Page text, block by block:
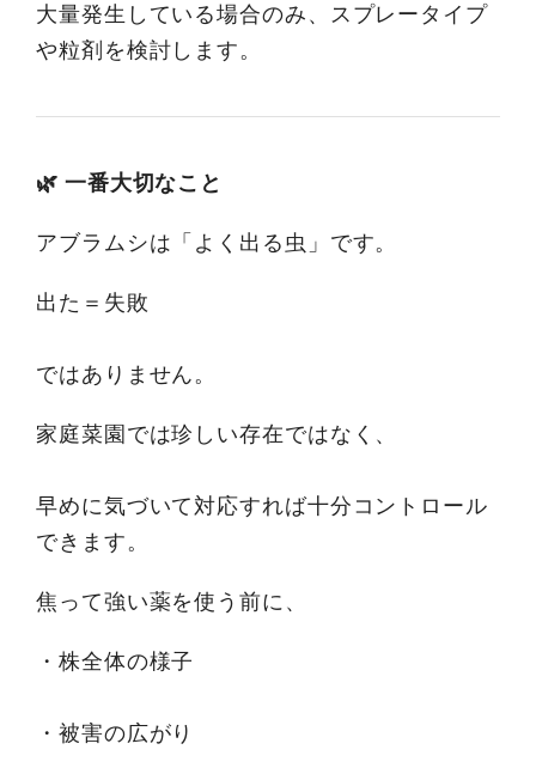
大量発生している場合のみ、スプレータイプ
や粒剤を検討します。
🌿 一番大切なこと
アブラムシは「よく出る虫」です。
出た＝失敗
ではありません。
家庭菜園では珍しい存在ではなく、
早めに気づいて対応すれば十分コントロール
できます。
焦って強い薬を使う前に、
・株全体の様子
・被害の広がり